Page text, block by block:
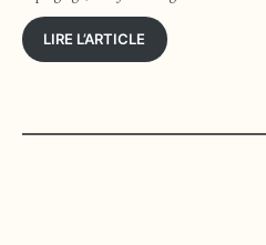
LIRE L’ARTICLE